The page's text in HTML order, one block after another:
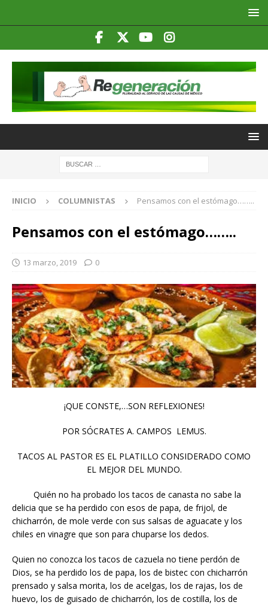
INICIO COLUMNISTAS Pensamos con el estómago……..
Pensamos con el estómago……..
13 marzo, 2019 0
¡QUE CONSTE,…SON REFLEXIONES!
POR SÓCRATES A. CAMPOS LEMUS.
TACOS AL PASTOR ES EL PLATILLO CONSIDERADO COMO
EL MEJOR DEL MUNDO.
Quién no ha probado los tacos de canasta no sabe la
delicia que se ha perdido con esos de papa, de frijol, de
chicharrón, de mole verde con sus salsas de aguacate y los
chiles en vinagre que son para chuparse los dedos.
Quien no conozca los tacos de cazuela no tiene perdón de
Dios, se ha perdido los de papa, los de bistec con chicharrón
prensado y salsa morita, los de acelgas, los de rajas, los de
huevo, los de guisado de chicharrón, los de costilla, los de